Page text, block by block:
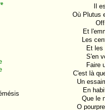
Il
Où Plutus
Et
Les
Et les
S'en
Faire
C'est là
Un
En
Que le
O